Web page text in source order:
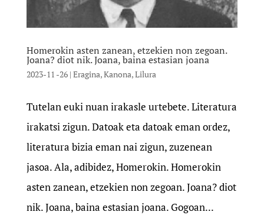
Homerokin asten zanean, etzekien non zegoan.
Joana? diot nik. Joana, baina estasian joana
2023-11 -26| Eragina,Kanona,Lilura
Tutelan euki nuan irakasle urtebete. Literatura
irakatsi zigun. Datoak eta datoak eman ordez,
literatura bizia eman nai zigun, zuzenean
jasoa. Ala, adibidez, Homerokin. Homerokin
asten zanean, etzekien non zegoan. Joana? diot
nik. Joana, baina estasian joana. Gogoan...